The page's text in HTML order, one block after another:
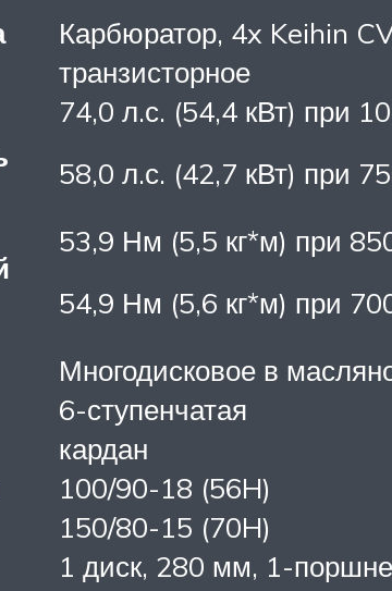
Карбюратор, 4x Keihin
транзисторное
74,0 л.с. (54,4 кВт) при
58,0 л.с. (42,7 кВт) при
53,9 Нм (5,5 кг*м) при
54,9 Нм (5,6 кг*м) при
Многодисковое в
6-ступенчатая
кардан
100/90-18 (56H)
150/80-15 (70H)
1 диск, 280 мм, 1-